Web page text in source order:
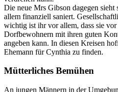
Die neue Mrs Gibson dagegen
allem finanziell saniert.
wichtig ist ihr vor allem, dass sie
Dorfbewohnern mit ihren guten
angeben kann. In diesen Kreisen
Ehemann für Cynthia zu finden.
Mütterliches Bemühen
An jungen Männern in der